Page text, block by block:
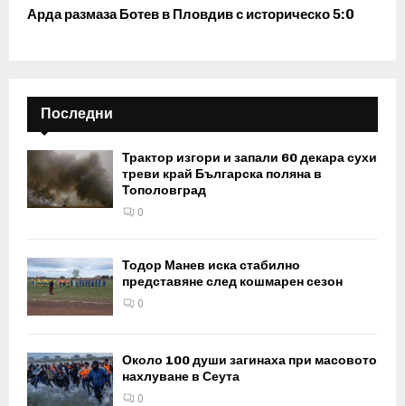
Арда размаза Ботев в Пловдив с историческо 5:0
Последни
Трактор изгори и запали 60 декара сухи
треви край Българска поляна в
Тополовград
0
Тодор Манев иска стабилно
представяне след кошмарен сезон
0
Около 100 души загинаха при масовото
нахлуване в Сеута
0